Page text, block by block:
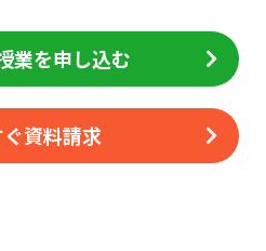
業を申し込む
資料請求